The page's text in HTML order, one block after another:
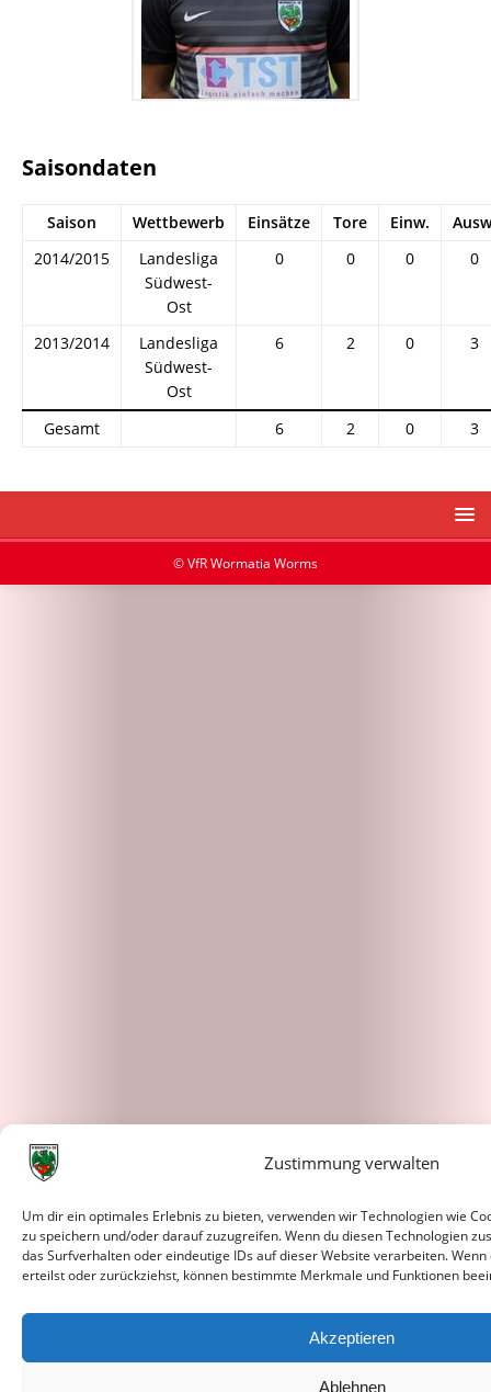
Zustimmung verwalten
Um dir ein optimales Erlebnis zu bieten, verwenden wir Technologien wie
zu speichern und/oder darauf zuzugreifen. Wenn du diesen Technologien
das Surfverhalten oder eindeutige IDs auf dieser Website verarbeiten.
erteilst oder zurückziehst, können bestimmte Merkmale und Funktionen
Akzeptieren
Ablehnen
Saisondaten
Saison Wettbewerb Einsätze Tore Einw.
2014/2015
Landesliga
Südwest-
Ost
0 0 0 0
2013/2014
Landesliga
Südwest-
Ost
6 2 0 3
Gesamt 6 2 0 3
© VfR Wormatia Worms